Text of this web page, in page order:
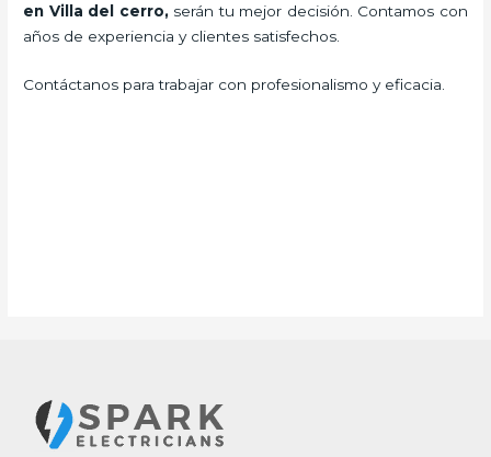
en Villa del cerro, serán tu mejor decisión. Contamos con
años de experiencia y clientes satisfechos.
Contáctanos para trabajar con profesionalismo y eficacia.